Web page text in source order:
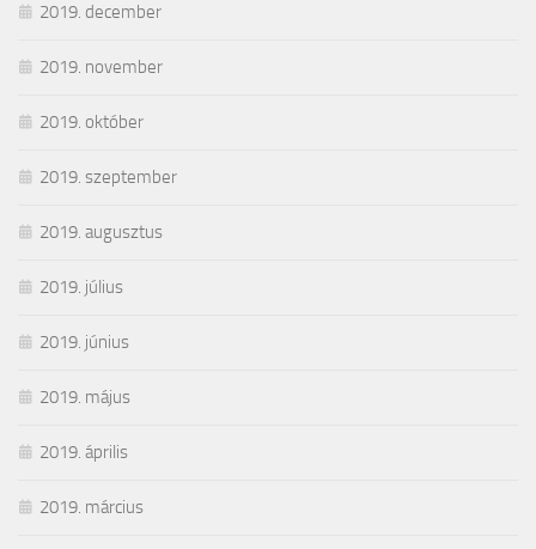
2019. december
2019. november
2019. október
2019. szeptember
2019. augusztus
2019. július
2019. június
2019. május
2019. április
2019. március